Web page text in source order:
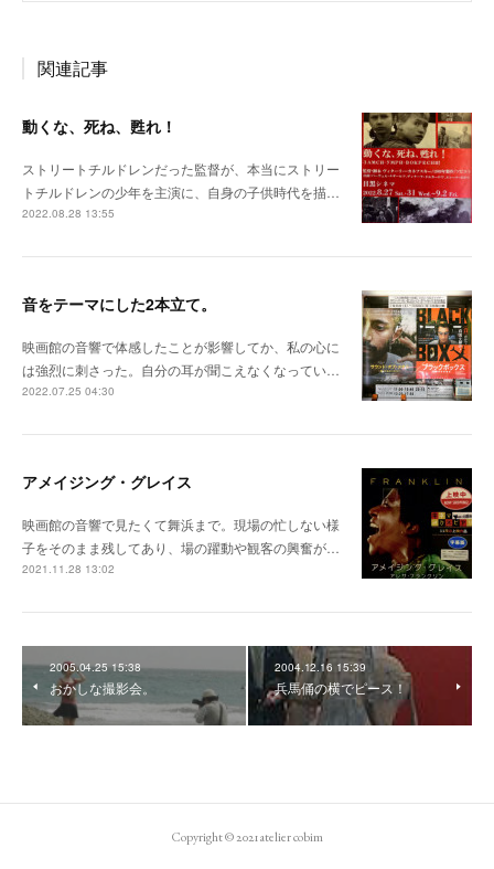
関連記事
動くな、死ね、甦れ！
ストリートチルドレンだった監督が、本当にストリー
トチルドレンの少年を主演に、自身の子供時代を描…
2022.08.28 13:55
音をテーマにした2本立て。
映画館の音響で体感したことが影響してか、私の心に
は強烈に刺さった。自分の耳が聞こえなくなってい…
2022.07.25 04:30
アメイジング・グレイス
映画館の音響で見たくて舞浜まで。現場の忙しない様
子をそのまま残してあり、場の躍動や観客の興奮が…
2021.11.28 13:02
2005.04.25 15:38
おかしな撮影会。
2004.12.16 15:39
兵馬俑の横でピース！
Copyright © 2021 atelier cobim